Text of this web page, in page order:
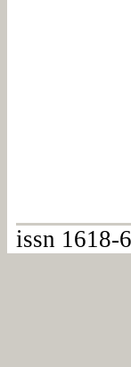
issn 1618-